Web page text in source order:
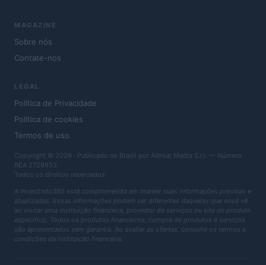
MAGAZINE
Sobre nós
Contate-nos
LEGAL
Política de Privacidade
Política de cookies
Termos de uso
Copyright © 2026 · Publicado no Brasil por AdHub Media S.r.l. — Número
REA 2729933
Todos os direitos reservados
A Investindo365 está comprometida em manter suas informações precisas e
atualizadas. Essas informações podem ser diferentes daquelas que você vê
ao visitar uma instituição financeira, provedor de serviços ou site de produto
específico. Todos os produtos financeiros, compra de produtos e serviços
são apresentados sem garantia. Ao avaliar as ofertas, consulte os termos e
condições da instituição financeira.